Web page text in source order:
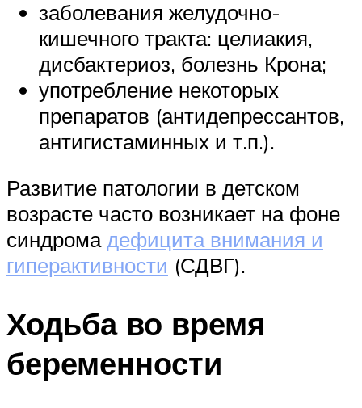
заболевания желудочно-
кишечного тракта: целиакия,
дисбактериоз, болезнь Крона;
употребление некоторых
препаратов (антидепрессантов,
антигистаминных и т.п.).
Развитие патологии в детском
возрасте часто возникает на фоне
синдромадефицита внимания и
гиперактивности (СДВГ).
Ходьба во время
беременности